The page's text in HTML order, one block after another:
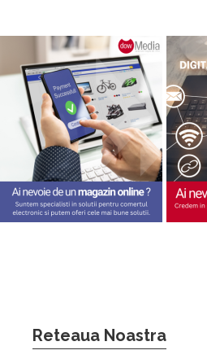
Reteaua Noastra